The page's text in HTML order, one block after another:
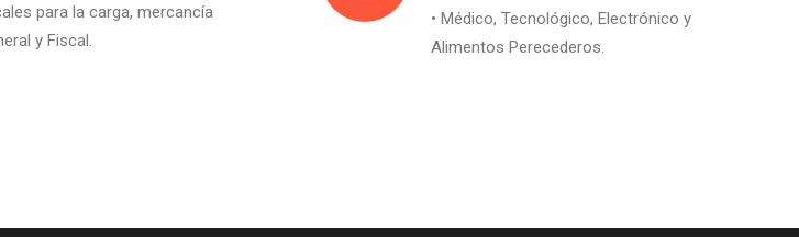
para la carga, mercancía
y Fiscal.
• Médico, Tecnológico, Electrónico y
Alimentos Perecederos.